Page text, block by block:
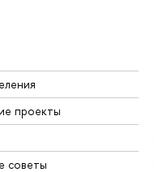
проекты
советы